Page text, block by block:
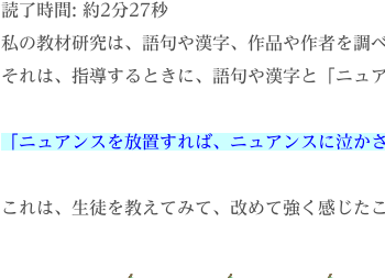
読了時間: 約2分27秒
私の教材研究は、語句や漢字、作品や作者を調
それは、指導するときに、語句や漢字と「ニュ
「ニュアンスを放置すれば、ニュアンスに泣か
これは、生徒を教えてみて、改めて強く感じた